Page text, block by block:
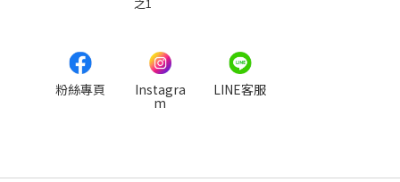
粉絲專頁 Instagra
m
LINE客服